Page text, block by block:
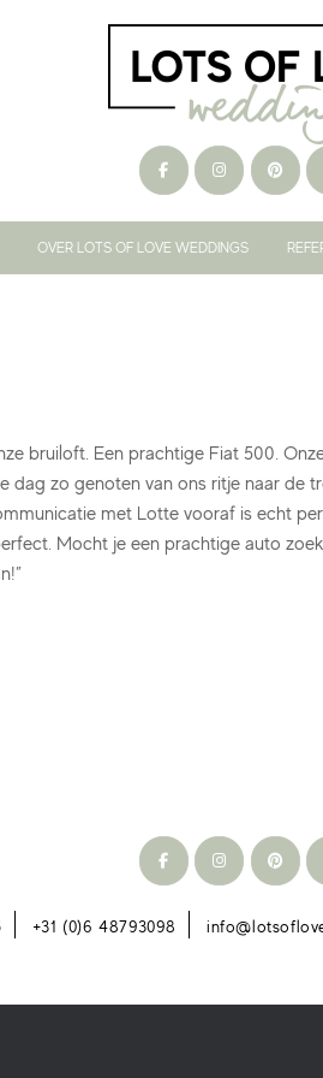
OVER LOTS OF LOVE WEDDINGS
bruiloft. Een prachtige Fiat 500.
dag zo genoten van ons ritje naar de
met Lotte vooraf is echt
Mocht je een prachtige auto
+31 (0)6 48793098